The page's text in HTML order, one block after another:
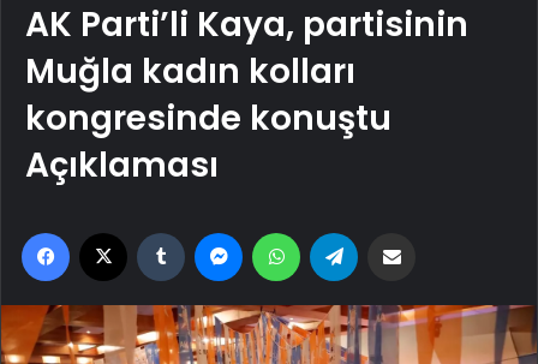
AK Parti’li Kaya, partisinin
Muğla kadın kolları
kongresinde konuştu
Açıklaması
Facebook Tumblr MessengerWhatsApp